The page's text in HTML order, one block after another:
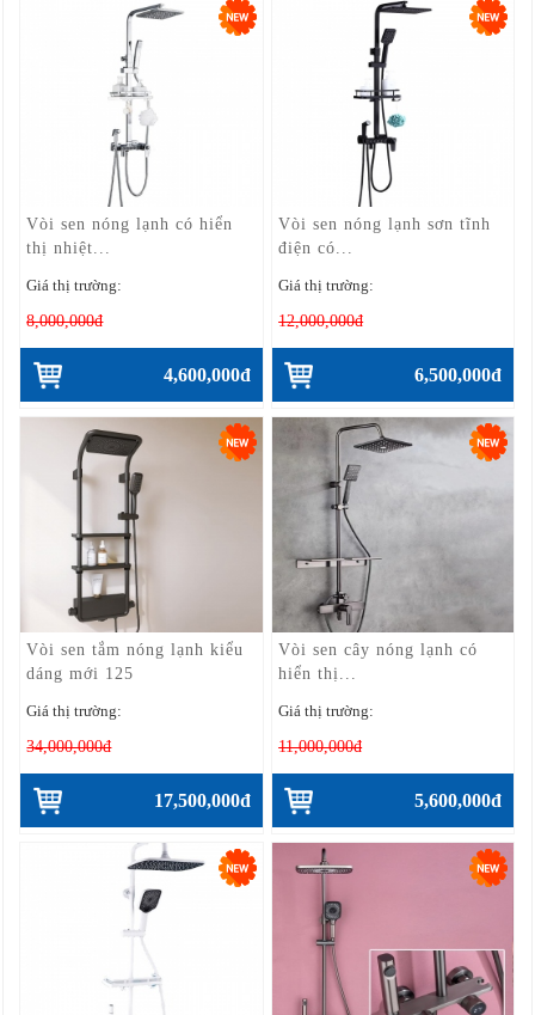
Vòi sen nóng lạnh có hiển
thị nhiệt...
Giá thị trường:
8,000,000đ
4,600,000đ
Vòi sen nóng lạnh sơn tĩnh
điện có...
Giá thị trường:
12,000,000đ
6,500,000đ
Vòi sen tắm nóng lạnh kiểu
dáng mới 125
Giá thị trường:
34,000,000đ
17,500,000đ
Vòi sen cây nóng lạnh có
hiển thị...
Giá thị trường:
11,000,000đ
5,600,000đ